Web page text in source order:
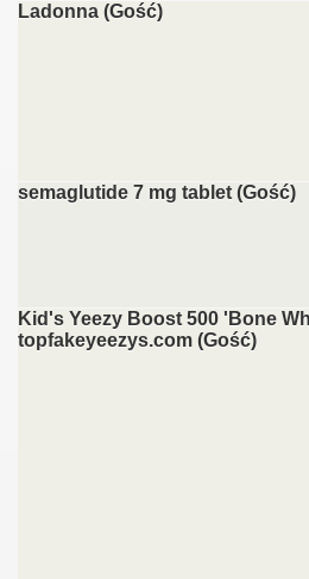
Ladonna (Gość)
semaglutide 7 mg tablet (Gość)
Kid's Yeezy Boost 500 'Bone
topfakeyeezys.com (Gość)